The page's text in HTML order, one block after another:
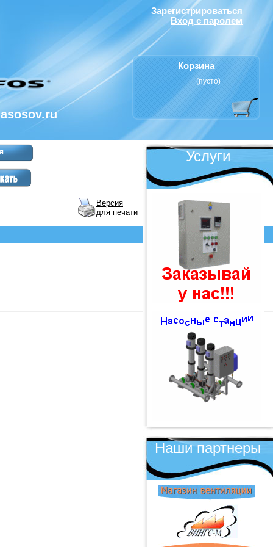
Зарегистрироваться
Вход с паролем
Корзина
(пусто)
Услуги
Наши партнеры
Версия
для печати